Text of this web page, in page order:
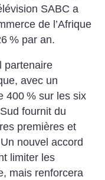
SABC a
de l’Afrique
% par an.
partenaire
avec un
400 % sur les six
fournit du
premières et
nouvel accord
limiter les
mais renforcera